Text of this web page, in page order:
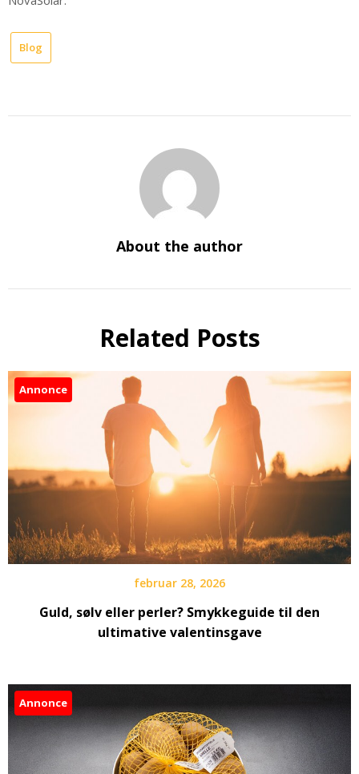
Blog
About the author
Related Posts
Annonce
februar 28, 2026
Guld, sølv eller perler? Smykkeguide til den
ultimative valentinsgave
Annonce